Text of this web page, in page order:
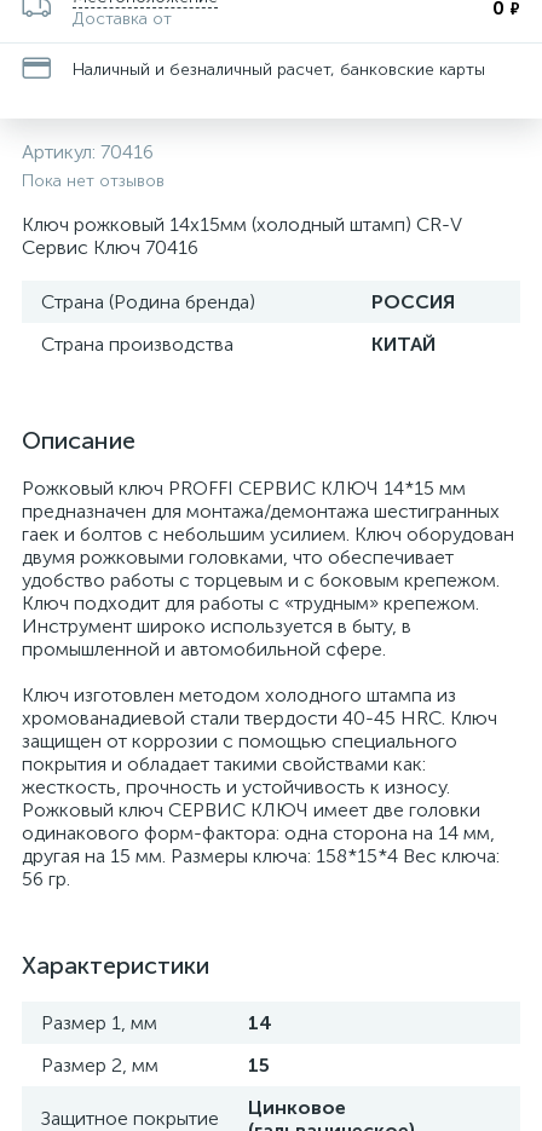
Доставка от
0 ₽
Наличный и безналичный расчет, банковские карты
Артикул: 70416
Пока нет отзывов
Ключ рожковый 14х15мм (холодный штамп) CR-V
Сервис Ключ 70416
Страна (Родина бренда)
РОССИЯ
Страна производства
КИТАЙ
Описание
Рожковый ключ PROFFI СЕРВИС КЛЮЧ 14*15 мм
предназначен для монтажа/демонтажа шестигранных
гаек и болтов с небольшим усилием. Ключ оборудован
двумя рожковыми головками, что обеспечивает
удобство работы с торцевым и с боковым крепежом.
Ключ подходит для работы с «трудным» крепежом.
Инструмент широко используется в быту, в
промышленной и автомобильной сфере.
Ключ изготовлен методом холодного штампа из
хромованадиевой стали твердости 40-45 HRC. Ключ
защищен от коррозии с помощью специального
покрытия и обладает такими свойствами как:
жесткость, прочность и устойчивость к износу.
Рожковый ключ СЕРВИС КЛЮЧ имеет две головки
одинакового форм-фактора: одна сторона на 14 мм,
другая на 15 мм. Размеры ключа: 158*15*4 Вес ключа:
56 гр.
Характеристики
Размер 1, мм
14
Размер 2, мм
15
Защитное покрытие
Цинковое